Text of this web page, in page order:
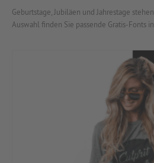
Geburtstage, Jubiläen und Jahrestage
Auswahl finden Sie passende Gratis-Fonts